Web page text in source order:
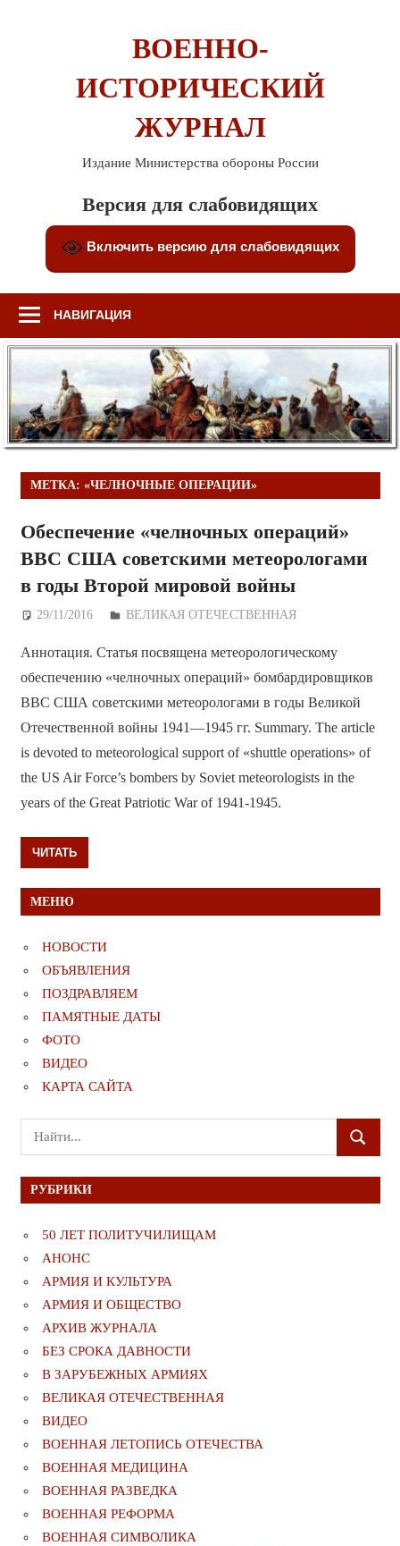
ВОЕННО-
ИСТОРИЧЕСКИЙ
ЖУРНАЛ
Издание Министерства обороны России
Версия для слабовидящих
Включить версию для слабовидящих
НАВИГАЦИЯ
МЕТКА: «ЧЕЛНОЧНЫЕ ОПЕРАЦИИ»
Обеспечение «челночных операций»
ВВС США советскими метеорологами
в годы Второй мировой войны
29/11/2016 Дежурный по Редакции
ВЕЛИКАЯ ОТЕЧЕСТВЕННАЯ
Аннотация. Статья посвящена метеорологическому
обеспечению «челночных операций» бомбардировщиков
ВВС США советскими метеорологами в годы Великой
Отечественной войны 1941—1945 гг. Summary. The article
is devoted to meteorological support of «shuttle operations» of
the US Air Force’s bombers by Soviet meteorologists in the
years of the Great Patriotic War of 1941-1945.
ЧИТАТЬ
МЕНЮ
НОВОСТИ
ОБЪЯВЛЕНИЯ
ПОЗДРАВЛЯЕМ
ПАМЯТНЫЕ ДАТЫ
ФОТО
ВИДЕО
КАРТА САЙТА
Поиск
для:
ПОИСК
РУБРИКИ
50 ЛЕТ ПОЛИТУЧИЛИЩАМ
АНОНС
АРМИЯ И КУЛЬТУРА
АРМИЯ И ОБЩЕСТВО
АРХИВ ЖУРНАЛА
БЕЗ СРОКА ДАВНОСТИ
В ЗАРУБЕЖНЫХ АРМИЯХ
ВЕЛИКАЯ ОТЕЧЕСТВЕННАЯ
ВИДЕО
ВОЕННАЯ ЛЕТОПИСЬ ОТЕЧЕСТВА
ВОЕННАЯ МЕДИЦИНА
ВОЕННАЯ РАЗВЕДКА
ВОЕННАЯ РЕФОРМА
ВОЕННАЯ СИМВОЛИКА